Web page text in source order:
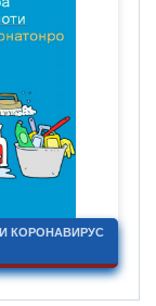
КОРОНАВИРУС